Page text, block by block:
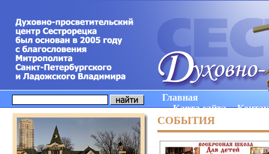
Главная
Карта сайта
СОБЫТИЯ